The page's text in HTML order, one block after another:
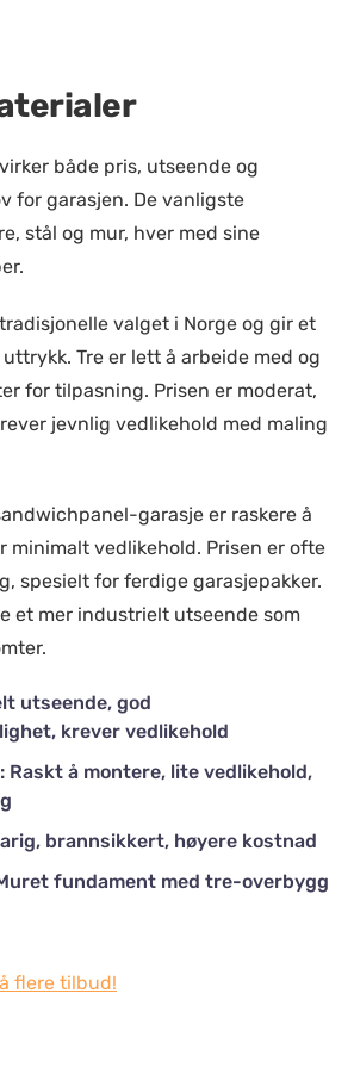
både pris, utseende og
for garasjen. De vanligste
stål og mur, hver med sine
valget i Norge og gir et
Tre er lett å arbeide med og
for tilpasning. Prisen er moderat,
jevnlig vedlikehold med maling
garasje er raskere å
minimalt vedlikehold. Prisen er ofte
spesielt for ferdige garasjepakker.
et mer industrielt utseende som
utseende, god
krever vedlikehold
Raskt å montere, lite vedlikehold,
brannsikkert, høyere kostnad
fundament med tre-overbygg
flere tilbud!